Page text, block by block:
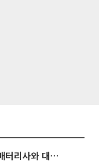
포스코퓨처엠, LFP 시장 뚫었다…배터리사와 대규모 장기 공급 합의